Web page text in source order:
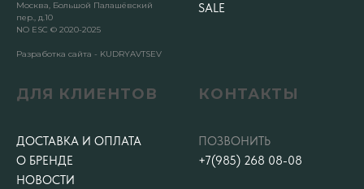
Москва, Большой Палашёвский
пер., д.10
NO ESC © 2020-2025
Разработка сайта - KUDRYAVTSEV
SALE
ДЛЯ КЛИЕНТОВ
ДОСТАВКА И ОПЛАТА
О БРЕНДЕ
НОВОСТИ
КОНТАКТЫ
ПОЗВОНИТЬ
+7(985) 268 08-08